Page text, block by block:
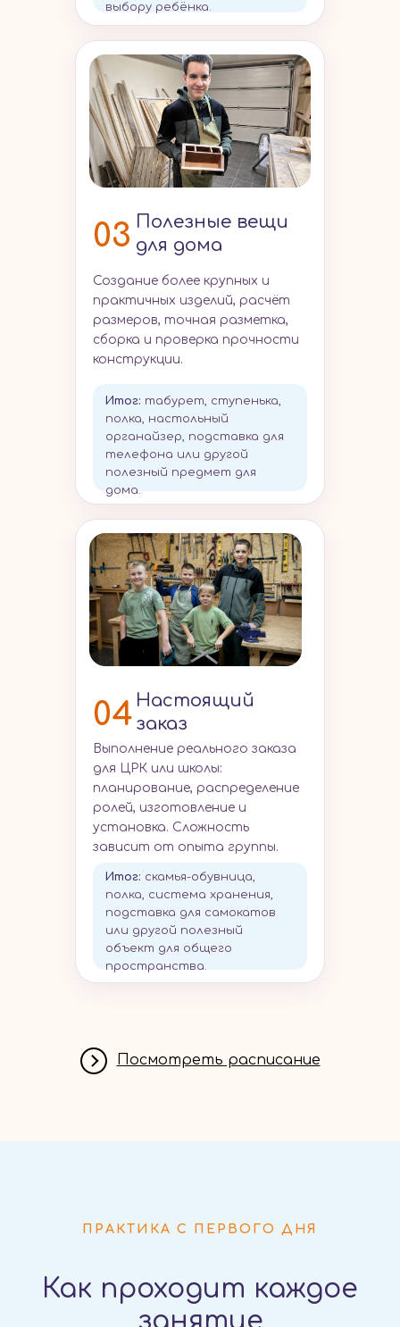
выбору ребёнка.
03 Полезные вещи
для дома
Создание более крупных и
практичных изделий, расчёт
размеров, точная разметка,
сборка и проверка прочности
конструкции.
Итог: табурет, ступенька,
полка, настольный
органайзер, подставка для
телефона или другой
полезный предмет для
дома.
04 Настоящий
заказ
Выполнение реального заказа
для ЦРК или школы:
планирование, распределение
ролей, изготовление и
установка. Сложность
зависит от опыта группы.
Итог: скамья-обувница,
полка, система хранения,
подставка для самокатов
или другой полезный
объект для общего
пространства.
Посмотреть расписание
ПРАКТИКА С ПЕРВОГО ДНЯ
Как проходит каждое